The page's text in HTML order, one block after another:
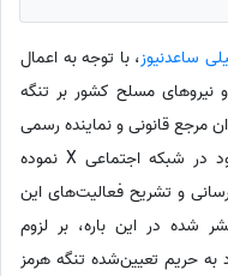
ساعدنیوز، با توجه به اعمال
نیروهای مسلح کشور بر تنگه
مرجع قانونی و نماینده رسمی
کشور، اقدام به راه‌اندازی حساب کاربری خود در شبکه اجتماعی X نموده
و تشریح فعالیت‌های این
شده در این باره، بر لزوم
حریم تعیین‌شده تنگه هرمز